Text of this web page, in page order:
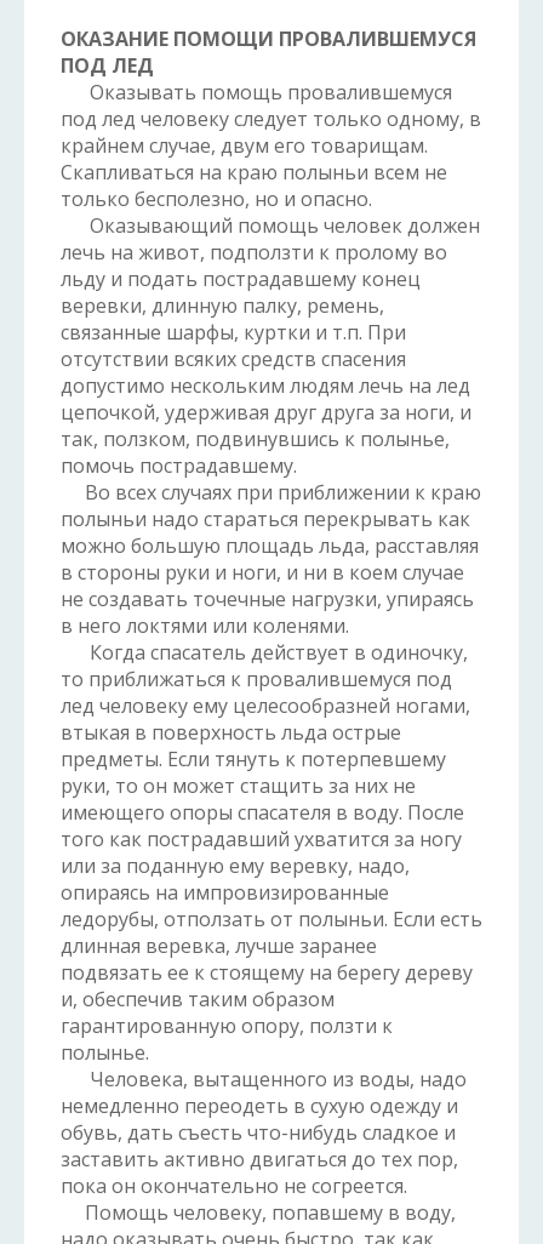
ОКАЗАНИЕ ПОМОЩИ ПРОВАЛИВШЕМУСЯ
ПОД ЛЕД
Оказывать помощь провалившемуся
под лед человеку следует только одному, в
крайнем случае, двум его товарищам.
Скапливаться на краю полыньи всем не
только бесполезно, но и опасно.
Оказывающий помощь человек должен
лечь на живот, подползти к пролому во
льду и подать пострадавшему конец
веревки, длинную палку, ремень,
связанные шарфы, куртки и т.п. При
отсутствии всяких средств спасения
допустимо нескольким людям лечь на лед
цепочкой, удерживая друг друга за ноги, и
так, ползком, подвинувшись к полынье,
помочь пострадавшему.
Во всех случаях при приближении к краю
полыньи надо стараться перекрывать как
можно большую площадь льда, расставляя
в стороны руки и ноги, и ни в коем случае
не создавать точечные нагрузки, упираясь
в него локтями или коленями.
Когда спасатель действует в одиночку,
то приближаться к провалившемуся под
лед человеку ему целесообразней ногами,
втыкая в поверхность льда острые
предметы. Если тянуть к потерпевшему
руки, то он может стащить за них не
имеющего опоры спасателя в воду. После
того как пострадавший ухватится за ногу
или за поданную ему веревку, надо,
опираясь на импровизированные
ледорубы, отползать от полыньи. Если есть
длинная веревка, лучше заранее
подвязать ее к стоящему на берегу дереву
и, обеспечив таким образом
гарантированную опору, ползти к
полынье.
Человека, вытащенного из воды, надо
немедленно переодеть в сухую одежду и
обувь, дать съесть что-нибудь сладкое и
заставить активно двигаться до тех пор,
пока он окончательно не согреется.
Помощь человеку, попавшему в воду,